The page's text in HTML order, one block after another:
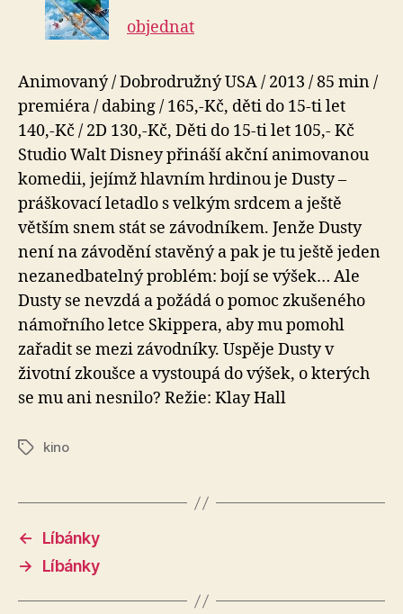
objednat
Animovaný / Dobrodružný USA / 2013 / 85 min /
premiéra / dabing / 165,-Kč, děti do 15-ti let
140,-Kč / 2D 130,-Kč, Děti do 15-ti let 105,- Kč
Studio Walt Disney přináší akční animovanou
komedii, jejímž hlavním hrdinou je Dusty –
práškovací letadlo s velkým srdcem a ještě
větším snem stát se závodníkem. Jenže Dusty
není na závodění stavěný a pak je tu ještě jeden
nezanedbatelný problém: bojí se výšek… Ale
Dusty se nevzdá a požádá o pomoc zkušeného
námořního letce Skippera, aby mu pomohl
zařadit se mezi závodníky. Uspěje Dusty v
životní zkoušce a vystoupá do výšek, o kterých
se mu ani nesnilo? Režie: Klay Hall
Štítkykino
←
Líbánky
→
Líbánky